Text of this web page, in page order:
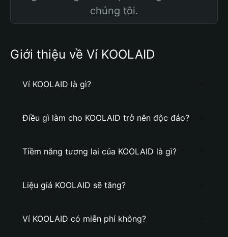
chúng tôi.
Giới thiệu về Ví KOOLAID
Ví KOOLAID là gì?
Điều gì làm cho KOOLAID trở nên độc đáo?
Tiềm năng tương lai của KOOLAID là gì?
Liệu giá KOOLAID sẽ tăng?
Ví KOOLAID có miễn phí không?